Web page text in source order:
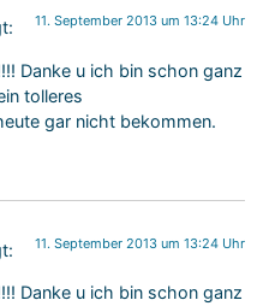
11. September 2013 um 13:24 Uhr
Danke u ich bin schon ganz
tolleres
gar nicht bekommen.
11. September 2013 um 13:24 Uhr
Danke u ich bin schon ganz